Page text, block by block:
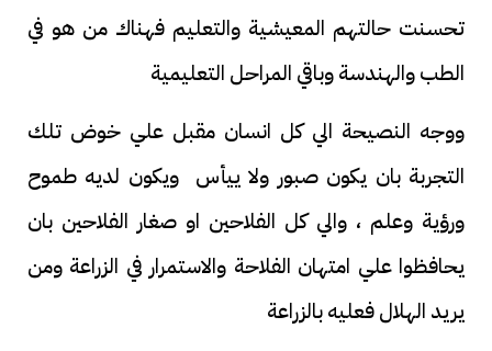
تحسنت حالتهم المعيشية والتعليم فهناك من هو في
الطب والهندسة وباقي المراحل التعليمية
ووجه النصيحة الي كل انسان مقبل علي خوض تلك
التجربة بان يكون صبور ولا ييأس ويكون لديه طموح
ورؤية وعلم ، والي كل الفلاحين او صغار الفلاحين بان
يحافظوا علي امتهان الفلاحة والاستمرار في الزراعة ومن
يريد الهلال فعليه بالزراعة